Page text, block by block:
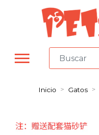
Inicio Gatos